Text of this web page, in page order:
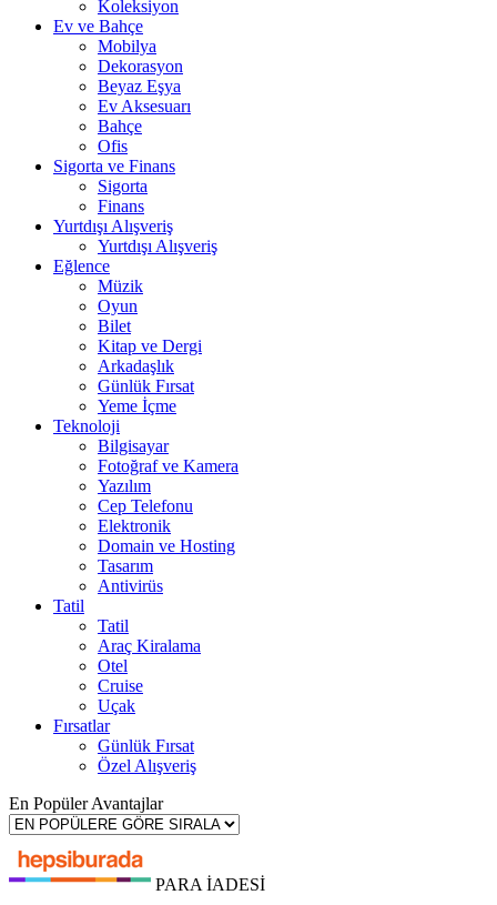
Koleksiyon
Ev ve Bahçe
Mobilya
Dekorasyon
Beyaz Eşya
Ev Aksesuarı
Bahçe
Ofis
Sigorta ve Finans
Sigorta
Finans
Yurtdışı Alışveriş
Yurtdışı Alışveriş
Eğlence
Müzik
Oyun
Bilet
Kitap ve Dergi
Arkadaşlık
Günlük Fırsat
Yeme İçme
Teknoloji
Bilgisayar
Fotoğraf ve Kamera
Yazılım
Cep Telefonu
Elektronik
Domain ve Hosting
Tasarım
Antivirüs
Tatil
Tatil
Araç Kiralama
Otel
Cruise
Uçak
Fırsatlar
Günlük Fırsat
Özel Alışveriş
En Popüler Avantajlar
PARA İADESİ